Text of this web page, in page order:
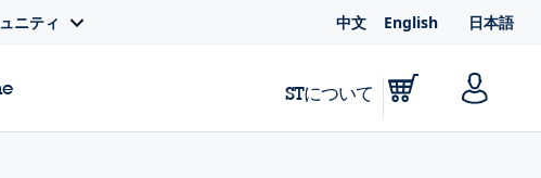
ニティ 中文 English 日本語
STについて